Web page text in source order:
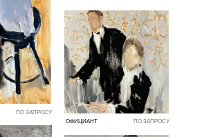
ПО ЗАПРОСУ
ПО ЗАПРОСУ
ОФИЦИАНТ